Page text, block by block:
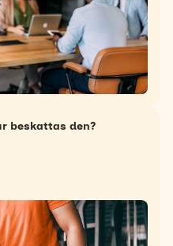
beskattas den?